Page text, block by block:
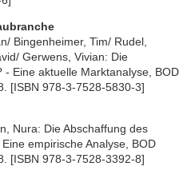
Bingenheimer, Tim/ Rudel,
Gerwens, Vivian: Die
- Eine aktuelle Marktanalyse, BOD
[ISBN 978-3-7528-5830-3]
Nura: Die Abschaffung des
empirische Analyse, BOD
[ISBN 978-3-7528-3392-8]